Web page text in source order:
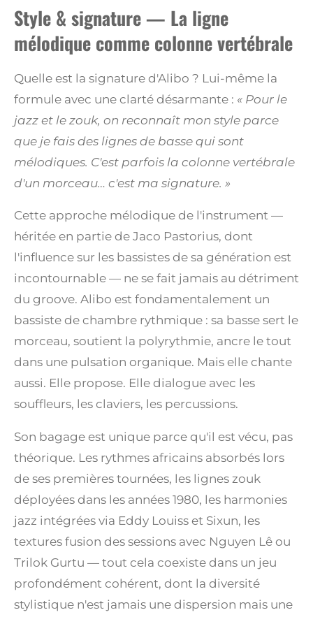
Style & signature — La ligne
mélodique comme colonne vertébrale
Quelle est la signature d'Alibo ? Lui-même la
formule avec une clarté désarmante : « Pour le
jazz et le zouk, on reconnaît mon style parce
que je fais des lignes de basse qui sont
mélodiques. C'est parfois la colonne vertébrale
d'un morceau… c'est ma signature. »
Cette approche mélodique de l'instrument —
héritée en partie de Jaco Pastorius, dont
l'influence sur les bassistes de sa génération est
incontournable — ne se fait jamais au détriment
du groove. Alibo est fondamentalement un
bassiste de chambre rythmique : sa basse sert le
morceau, soutient la polyrythmie, ancre le tout
dans une pulsation organique. Mais elle chante
aussi. Elle propose. Elle dialogue avec les
souffleurs, les claviers, les percussions.
Son bagage est unique parce qu'il est vécu, pas
théorique. Les rythmes africains absorbés lors
de ses premières tournées, les lignes zouk
déployées dans les années 1980, les harmonies
jazz intégrées via Eddy Louiss et Sixun, les
textures fusion des sessions avec Nguyen Lê ou
Trilok Gurtu — tout cela coexiste dans un jeu
profondément cohérent, dont la diversité
stylistique n'est jamais une dispersion mais une